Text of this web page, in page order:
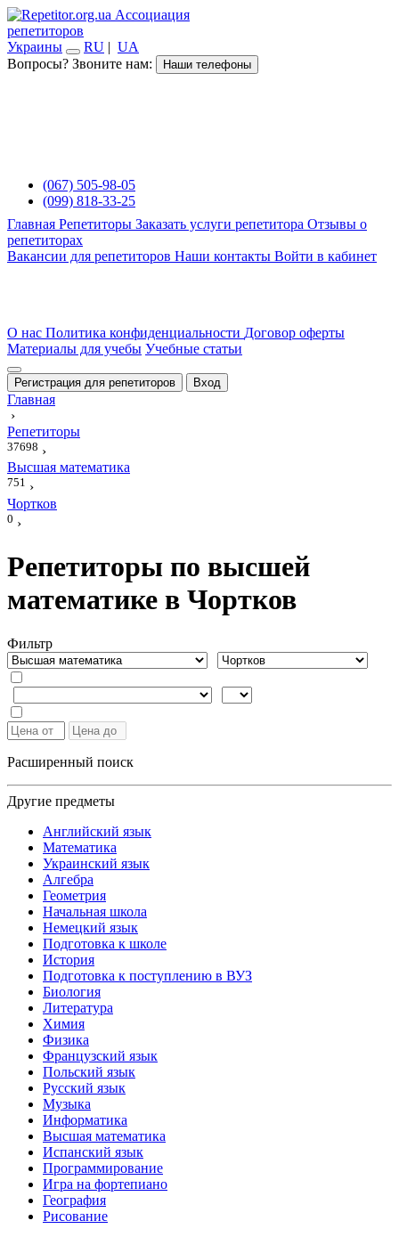
Ассоциация
репетиторов
Украины
RU | UA
Вопросы? Звоните нам:
Наши телефоны
(067) 505-98-05
(099) 818-33-25
Главная Репетиторы Заказать услуги репетитора Отзывы о
репетиторах
Вакансии для репетиторов Наши контакты Войти в кабинет
О нас Политика конфиденциальности Договор оферты
Материалы для учебы Учебные статьи
Регистрация для репетиторов Вход
Главная
›
Репетиторы
37698 ›
Высшая математика
751 ›
Чортков
0 ›
Репетиторы по высшей
математике в Чортков
Фильтр
Расширенный поиск
Другие предметы
Английский язык
Математика
Украинский язык
Алгебра
Геометрия
Начальная школа
Немецкий язык
Подготовка к школе
История
Подготовка к поступлению в ВУЗ
Биология
Литература
Химия
Физика
Французский язык
Польский язык
Русский язык
Музыка
Информатика
Высшая математика
Испанский язык
Программирование
Игра на фортепиано
География
Рисование